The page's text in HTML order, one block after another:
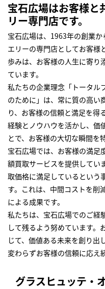
宝石広場はお客様と
リー専門店です。
宝石広場は、1963年の創業
エリーの専門店としてお客様
歩みは、お客様の人生に寄り
ています。
私たちの企業理念「トータル
のために」は、常に質の高い
り、お客様の信頼と満足を得
経験とノウハウを活かし、価
とで、お客様の大切な瞬間を
宝石広場では、お客様の満足
額買取サービスを提供してい
取価格に満足しているという
す。これは、中間コストを削
による成果です。
私たちは、宝石広場でのご経
して残るよう努めています。
じて、価値ある未来を創り出
変わらずお客様の信頼に応え
グラスヒュッテ・